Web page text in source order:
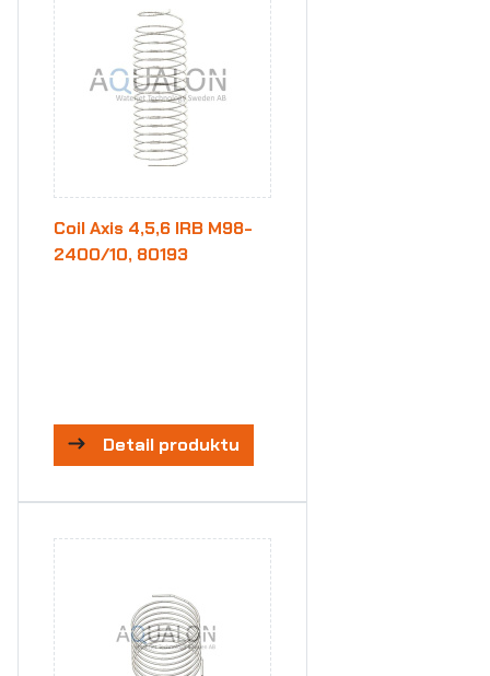
Coil Axis 4,5,6 IRB M98-
2400/10, 80193
Detail produktu